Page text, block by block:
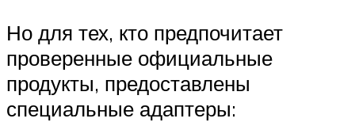
Но для тех, кто предпочитает
проверенные официальные
продукты, предоставлены
специальные адаптеры: